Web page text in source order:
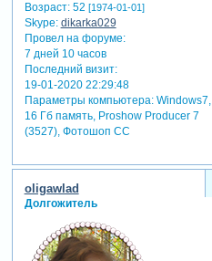
Возраст:52 [1974-01-01]
Skype: dikarka029
Провел на форуме:
7 дней 10 часов
Последний визит:
19-01-2020 22:29:48
Параметры компьютера:Windows7,
16 Гб память, Proshow Producer 7
(3527), Фотошоп СС
oligawlad
Долгожитель